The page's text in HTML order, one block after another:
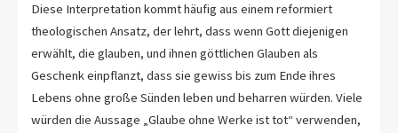
Diese Interpretation kommt häufig aus einem reformiert
theologischen Ansatz, der lehrt, dass wenn Gott diejenigen
erwählt, die glauben, und ihnen göttlichen Glauben als
Geschenk einpflanzt, dass sie gewiss bis zum Ende ihres
Lebens ohne große Sünden leben und beharren würden. Viele
würden die Aussage „Glaube ohne Werke ist tot“ verwenden,